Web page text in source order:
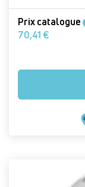
Prix catalogue
70,41 €